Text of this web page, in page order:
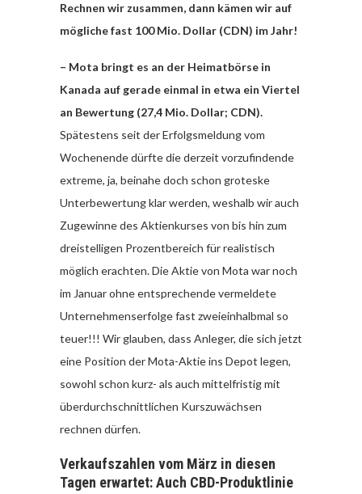
Rechnen wir zusammen, dann kämen wir auf
mögliche fast 100 Mio. Dollar (CDN) im Jahr!
– Mota bringt es an der Heimatbörse in
Kanada auf gerade einmal in etwa ein Viertel
an Bewertung (27,4 Mio. Dollar; CDN).
Spätestens seit der Erfolgsmeldung vom
Wochenende dürfte die derzeit vorzufindende
extreme, ja, beinahe doch schon groteske
Unterbewertung klar werden, weshalb wir auch
Zugewinne des Aktienkurses von bis hin zum
dreistelligen Prozentbereich für realistisch
möglich erachten. Die Aktie von Mota war noch
im Januar ohne entsprechende vermeldete
Unternehmenserfolge fast zweieinhalbmal so
teuer!!! Wir glauben, dass Anleger, die sich jetzt
eine Position der Mota-Aktie ins Depot legen,
sowohl schon kurz- als auch mittelfristig mit
überdurchschnittlichen Kurszuwächsen
rechnen dürfen.
Verkaufszahlen vom März in diesen
Tagen erwartet: Auch CBD-Produktlinie